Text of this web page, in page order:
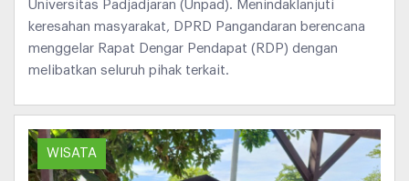
Universitas Padjadjaran (Unpad). Menindaklanjuti
keresahan masyarakat, DPRD Pangandaran berencana
menggelar Rapat Dengar Pendapat (RDP) dengan
melibatkan seluruh pihak terkait.
WISATA